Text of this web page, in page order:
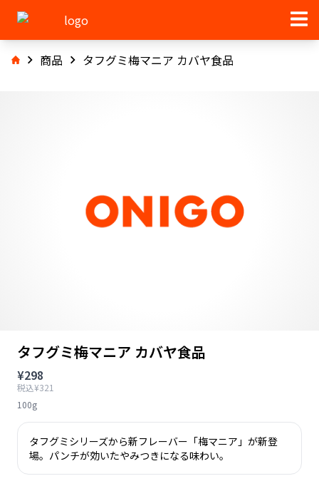
商品 タフグミ梅マニア カバヤ食品
タフグミ梅マニア カバヤ食品
¥298
税込¥321
100g
タフグミシリーズから新フレーバー「梅マニア」が新登
場。パンチが効いたやみつきになる味わい。